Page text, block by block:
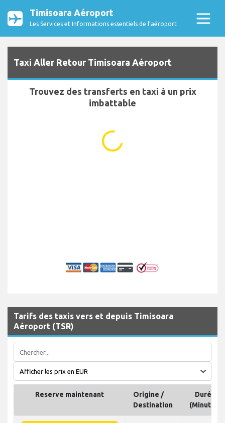
Timisoara Aéroport
Les Services et Informations essentiels de l’aéroport
Taxi Aller Retour Timisoara Aéroport
Trouvez des transferts en taxi à un prix
imbattable
...
Tarifs des taxis vers et depuis Timisoara
Aéroport (TSR)
Reserve maintenant
Origine /
Destination
Durée
(Minutes)